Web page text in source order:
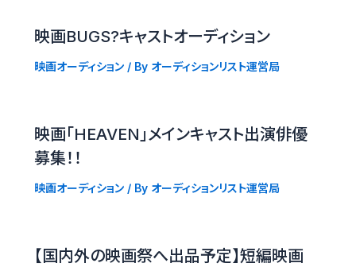
映画BUGS?キャストオーディション
映画オーディション/ By オーディションリスト運営局
映画「HEAVEN」メインキャスト出演俳優
募集！！
映画オーディション/ By オーディションリスト運営局
【国内外の映画祭へ出品予定】短編映画